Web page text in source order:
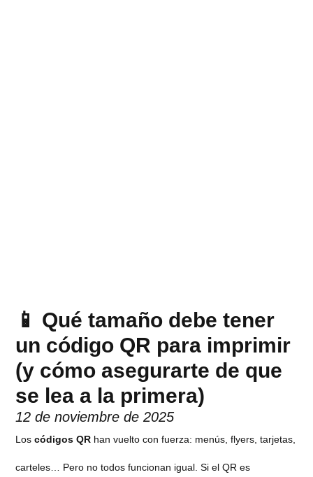
📱 Qué tamaño debe tener
un código QR para imprimir
(y cómo asegurarte de que
se lea a la primera)
12 de noviembre de 2025
Loscódigos QR han vuelto con fuerza: menús, flyers, tarjetas,
carteles… Pero no todos funcionan igual. Si el QR es